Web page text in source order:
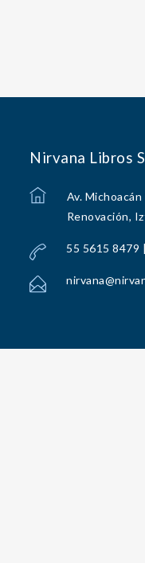
Nirvana Libros
Av.
Renovación,
55 5615 8479